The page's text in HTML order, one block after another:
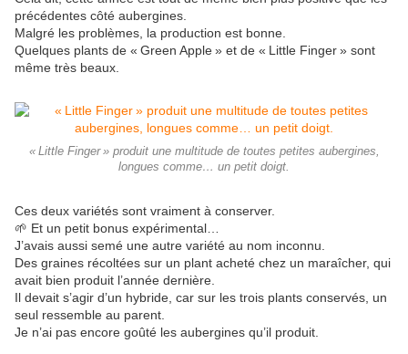
précédentes côté aubergines.
Malgré les problèmes, la production est bonne.
Quelques plants de « Green Apple » et de « Little Finger » sont
même très beaux.
« Little Finger » produit une multitude de toutes petites aubergines,
longues comme… un petit doigt.
Ces deux variétés sont vraiment à conserver.
🌱 Et un petit bonus expérimental…
J’avais aussi semé une autre variété au nom inconnu.
Des graines récoltées sur un plant acheté chez un maraîcher, qui
avait bien produit l’année dernière.
Il devait s’agir d’un hybride, car sur les trois plants conservés, un
seul ressemble au parent.
Je n’ai pas encore goûté les aubergines qu’il produit.